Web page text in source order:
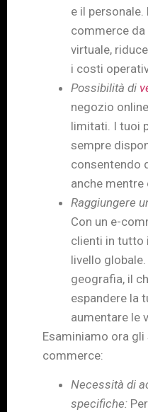
e il
commerce da
virtuale,
i costi
Possibilità di
negozio
limitati. I tuoi
sempre
consentendo
anche mentre
Raggiungere
Con un e-
clienti in tutto
livello
geografia, il
espandere la
aumentare le
Esaminiamo ora gli
commerce:
Necessità di
specifiche: